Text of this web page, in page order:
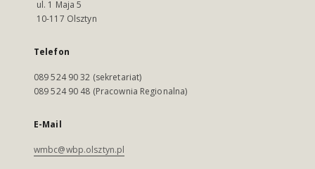
ul. 1 Maja 5
10-117 Olsztyn
Telefon
089 524 90 32 (sekretariat)
089 524 90 48 (Pracownia Regionalna)
E-Mail
wmbc@wbp.olsztyn.pl